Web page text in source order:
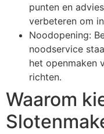
punten en
verbeteren om
Noodopening:
noodservice
het openmaken
richten.
Waarom